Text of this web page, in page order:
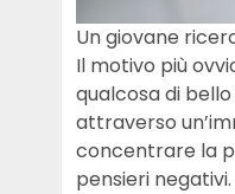
Un giovane
Il motivo più
qualcosa di
attraverso
concentrare la
pensieri negativi.